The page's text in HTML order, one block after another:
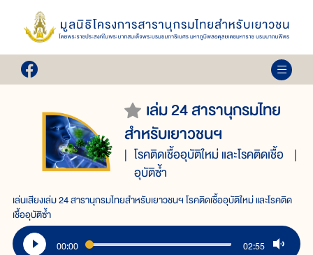
เล่ม 24 สารานุกรมไทย
สำหรับเยาวชนฯ
โรคติดเชื้ออุบัติใหม่ และโรคติดเชื้อ
อุบัติซ้ำ
เล่นเสียงเล่ม 24 สารานุกรมไทยสำหรับเยาวชนฯ โรคติดเชื้ออุบัติใหม่ และโรคติด
เชื้ออุบัติซ้ำ
00:00 02:55